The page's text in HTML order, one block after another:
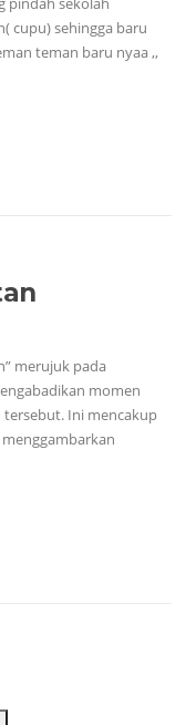
cupu) sehingga baru
teman baru nyaa ,,
merujuk pada
momen
tersebut. Ini mencakup